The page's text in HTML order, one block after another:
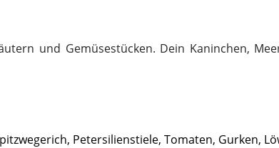
und Gemüsestücken. Dein Kaninchen,
Petersilienstiele, Tomaten, Gurken,